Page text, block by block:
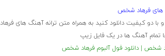
های فرهاد شخص
دو کیفیت دانلود کنید به همراه متن ترانه آهنگ های فرهاد
تمام آهنگ ها در یک فایل زیپ
شخص | دانلود فول آلبوم فرهاد شخص